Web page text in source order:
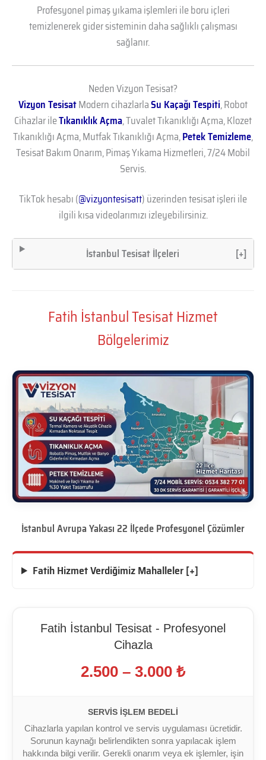
Profesyonel pimaş yıkama işlemleri ile boru içleri
temizlenerek gider sisteminin daha sağlıklı çalışması
sağlanır.
Neden Vizyon Tesisat?
Vizyon TesisatModern cihazlarlaSu Kaçağı Tespiti, Robot
Cihazlar ileTıkanıklık Açma, Tuvalet Tıkanıklığı Açma, Klozet
Tıkanıklığı Açma, Mutfak Tıkanıklığı Açma,Petek Temizleme,
Tesisat Bakım Onarım, Pimaş Yıkama Hizmetleri, 7/24 Mobil
Servis.
TikTok hesabı (@vizyontesisatt) üzerinden tesisat işleri ile
ilgili kısa videolarımızı izleyebilirsiniz.
İstanbul Tesisat İlçeleri [+]
Fatih İstanbul Tesisat Hizmet
Bölgelerimiz
İstanbul Avrupa Yakası 22 İlçede Profesyonel Çözümler
Fatih Hizmet Verdiğimiz Mahalleler [+]
Fatih İstanbul Tesisat - Profesyonel
Cihazla
2.500 – 3.000 ₺
SERVIS İŞLEM BEDELI
Cihazlarla yapılan kontrol ve servis uygulaması ücretidir.
Sorunun kaynağı belirlendikten sonra yapılacak işlem
hakkında bilgi verilir. Gerekli onarım veya ek işlemler, işin